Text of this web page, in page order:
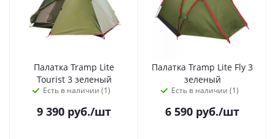
Палатка Tramp Lite
Tourist 3 зеленый
Есть в наличии (1)
9 390 руб./шт
Палатка Tramp Lite Fly 3
зеленый
Есть в наличии (1)
6 590 руб./шт